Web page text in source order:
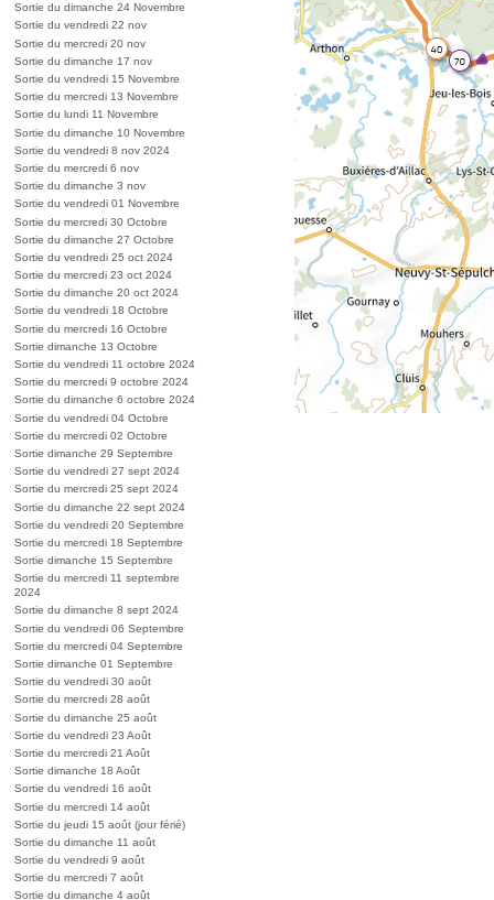
Sortie du dimanche 24 Novembre
Sortie du vendredi 22 nov
Sortie du mercredi 20 nov
Sortie du dimanche 17 nov
Sortie du vendredi 15 Novembre
Sortie du mercredi 13 Novembre
Sortie du lundi 11 Novembre
Sortie du dimanche 10 Novembre
Sortie du vendredi 8 nov 2024
Sortie du mercredi 6 nov
Sortie du dimanche 3 nov
Sortie du vendredi 01 Novembre
Sortie du mercredi 30 Octobre
Sortie du dimanche 27 Octobre
Sortie du vendredi 25 oct 2024
Sortie du mercredi 23 oct 2024
Sortie du dimanche 20 oct 2024
Sortie du vendredi 18 Octobre
Sortie du mercredi 16 Octobre
Sortie dimanche 13 Octobre
Sortie du vendredi 11 octobre 2024
Sortie du mercredi 9 octobre 2024
Sortie du dimanche 6 octobre 2024
Sortie du vendredi 04 Octobre
Sortie du mercredi 02 Octobre
Sortie dimanche 29 Septembre
Sortie du vendredi 27 sept 2024
Sortie du mercredi 25 sept 2024
Sortie du dimanche 22 sept 2024
Sortie du vendredi 20 Septembre
Sortie du mercredi 18 Septembre
Sortie dimanche 15 Septembre
Sortie du mercredi 11 septembre
2024
Sortie du dimanche 8 sept 2024
Sortie du vendredi 06 Septembre
Sortie du mercredi 04 Septembre
Sortie dimanche 01 Septembre
Sortie du vendredi 30 août
Sortie du mercredi 28 août
Sortie du dimanche 25 août
Sortie du vendredi 23 Août
Sortie du mercredi 21 Août
Sortie dimanche 18 Août
Sortie du vendredi 16 août
Sortie du mercredi 14 août
Sortie du jeudi 15 août (jour férié)
Sortie du dimanche 11 août
Sortie du vendredi 9 août
Sortie du mercredi 7 août
Sortie du dimanche 4 août